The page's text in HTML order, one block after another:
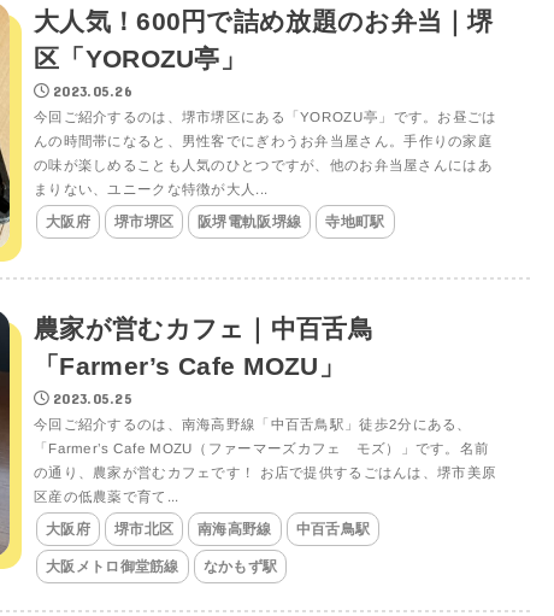
大人気！600円で詰め放題のお弁当｜堺
区「YOROZU亭」
2023.05.26
今回ご紹介するのは、堺市堺区にある「YOROZU亭」です。お昼ごは
んの時間帯になると、男性客でにぎわうお弁当屋さん。手作りの家庭
の味が楽しめることも人気のひとつですが、他のお弁当屋さんにはあ
まりない、ユニークな特徴が大人...
大阪府 堺市堺区 阪堺電軌阪堺線 寺地町駅
農家が営むカフェ｜中百舌鳥
「Farmer’s Cafe MOZU」
2023.05.25
今回ご紹介するのは、南海高野線「中百舌鳥駅」徒歩2分にある、
「Farmer’s Cafe MOZU（ファーマーズカフェ モズ）」です。名前
の通り、農家が営むカフェです！ お店で提供するごはんは、堺市美原
区産の低農薬で育て...
大阪府 堺市北区 南海高野線 中百舌鳥駅
大阪メトロ御堂筋線 なかもず駅